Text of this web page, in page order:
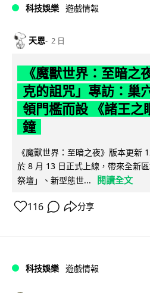
科技娛樂 遊戲情報
天恩 2 日
《魔獸世界：至暗之
克的詛咒」專訪：巢
領門檻而設 《諸王之
鐘
《魔獸世界：至暗之夜》版本更新
於 8 月 13 日正式上線，帶來全新
祭壇」、新型態世...
閱讀全文
116 分享
科技娛樂 遊戲情報